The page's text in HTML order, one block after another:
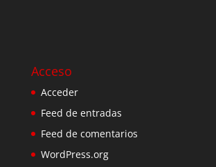
Acceso
Acceder
Feed de entradas
Feed de comentarios
WordPress.org